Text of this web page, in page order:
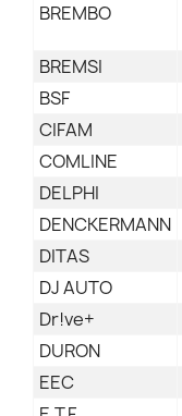
BREMBO
BREMSI
BSF
CIFAM
COMLINE
DELPHI
DENCKERMANN
DITAS
DJ AUTO
Dr!ve+
DURON
EEC